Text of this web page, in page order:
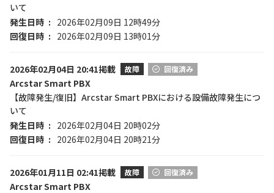
いて
発生日時
2026年02月09日 12時49分
回復日時
2026年02月09日 13時01分
2026年02月04日 20:41掲載 故障 回復済み
Arcstar Smart PBX
【故障発生/復旧】Arcstar Smart PBXにおける設備故障発生につ
いて
発生日時
2026年02月04日 20時02分
回復日時
2026年02月04日 20時21分
2026年01月11日 02:41掲載 故障 回復済み
Arcstar Smart PBX